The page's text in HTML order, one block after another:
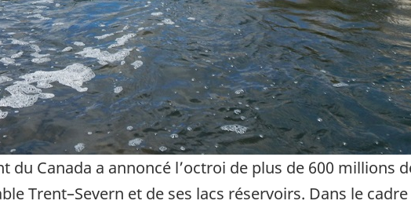
du Canada a annoncé l’octroi de plus de 600
Trent–Severn et de ses lacs réservoirs. Dans le